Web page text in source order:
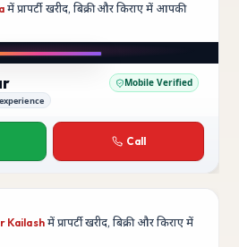
में प्रापर्टी खरीद, बिक्री और किराए में आपकी
Mobile Verified
Call
Kailashमें प्रापर्टी खरीद, बिक्री और किराए में